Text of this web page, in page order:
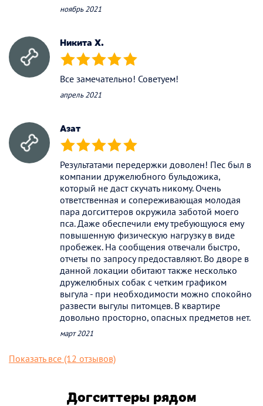
ноябрь 2021
Никита Х.
(*) (*) (*) (*) (*)
Все замечательно! Советуем!
апрель 2021
Азат
(*) (*) (*) (*) (*)
Результатами передержки доволен! Пес был в
компании дружелюбного бульдожика,
который не даст скучать никому. Очень
ответственная и сопереживающая молодая
пара догситтеров окружила заботой моего
пса. Даже обеспечили ему требующуюся ему
повышенную физическую нагрузку в виде
пробежек. На сообщения отвечали быстро,
отчеты по запросу предоставляют. Во дворе в
данной локации обитают также несколько
дружелюбных собак с четким графиком
выгула - при необходимости можно спокойно
развести выгулы питомцев. В квартире
довольно просторно, опасных предметов нет.
март 2021
Показать все (12 отзывов)
Догситтеры рядом